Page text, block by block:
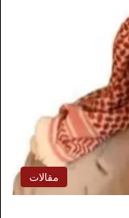
مقالات